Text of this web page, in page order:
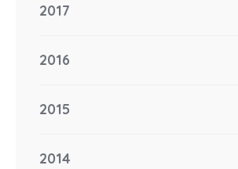
2017
2016
2015
2014